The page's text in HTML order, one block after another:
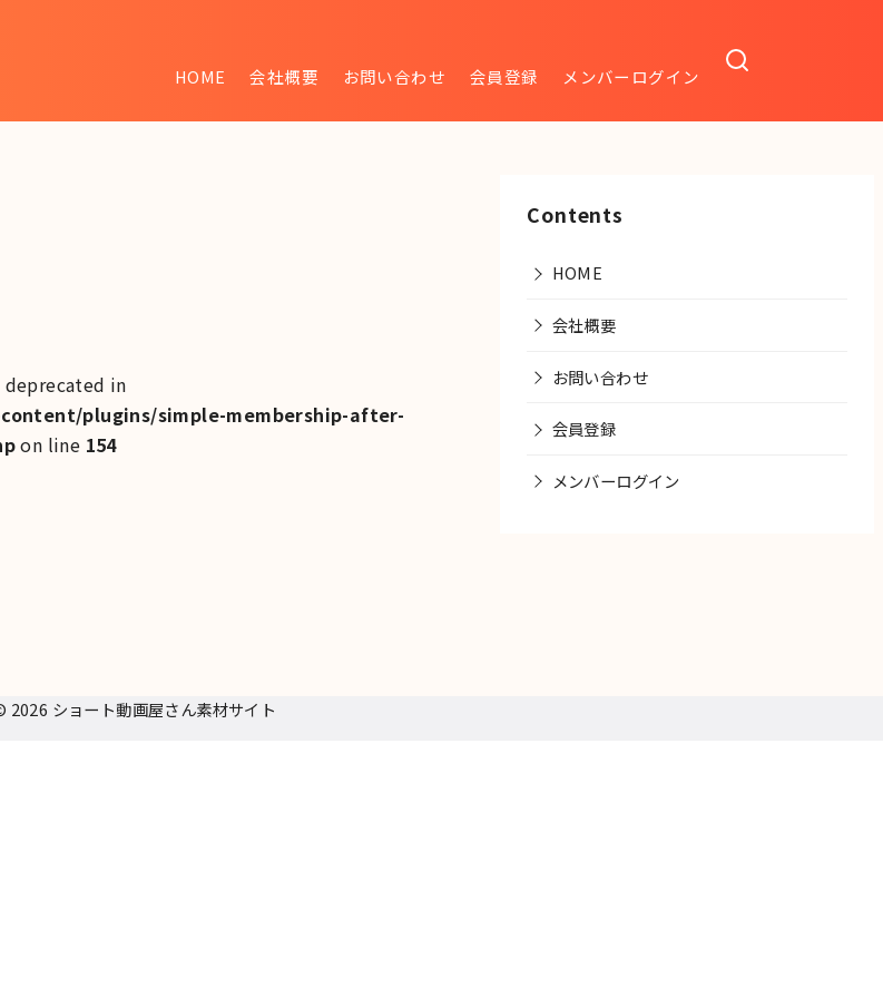
HOME 会社概要 お問い合わせ 会員登録 メンバーログイン
in
plugins/simple-membership-after-
on line 154
Contents
HOME
会社概要
お問い合わせ
会員登録
メンバーログイン
2026 ショート動画屋さん素材サイト